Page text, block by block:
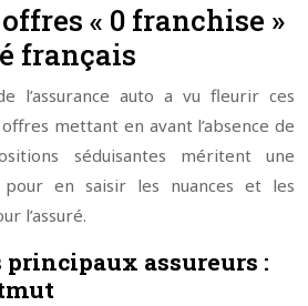
« 0 franchise »
français
l’assurance auto a vu fleurir ces
mettant en avant l’absence de
séduisantes méritent une
pour en saisir les nuances et les
l’assuré.
principaux assureurs :